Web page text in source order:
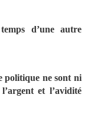
d’une autre
politique ne sont ni
et l’avidité